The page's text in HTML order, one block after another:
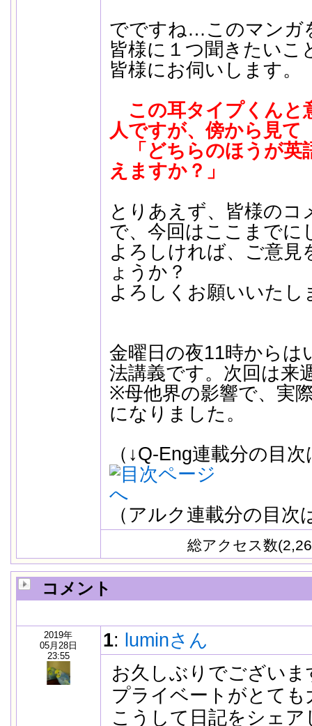
でですね…このマンガ
皆様に１つ聞きたいこ
皆様にお伺いします。
この耳タイプくんと
人ですが、傍から見て
「どちらのほうが英
えますか？」
とりあえず、皆様のコ
で、今回はここまでに
よろしければ、ご意見
ょうか？
よろしくお願いいたし
金曜日の夜11時からは
法講義です。次回は来
※母他界の影響で、実
になりました。
（↓Q-Eng連載分の目
（アルク連載分の目次
総アクセス数
コメント
2019年
05月28日
23:55
1: luminさん
お久しぶりでございま
プライベートがとても
こうして日記をシェ